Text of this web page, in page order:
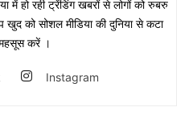
हो रही ट्रेंडिंग खबरों से लोगों को रुबरु
को सोशल मीडिया की दुनिया से कटा
करें ।
Instagram